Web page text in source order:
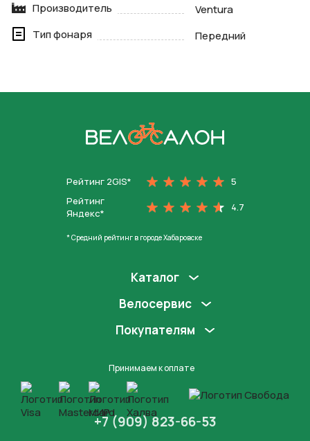
Производитель
Ventura
Тип фонаря
Передний
Рейтинг 2GIS*
5
Рейтинг
Яндекс*
4.7
* Средний рейтинг в городе Хабаровске
Каталог
Велосервис
Покупателям
Принимаем к оплате
+7 (909) 823-66-53